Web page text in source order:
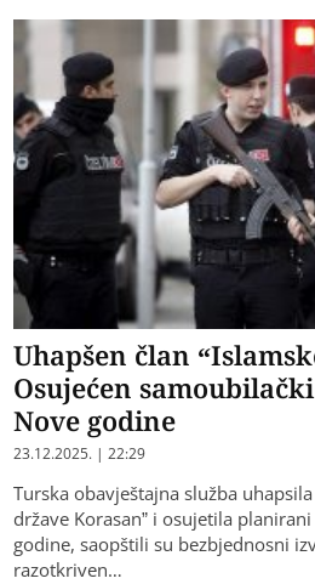
Uhapšen član
Osujećen
Nove godine
23.12.2025. | 22:29
Turska obavještajna služba
države Korasan” i osujetila
godine, saopštili su bezbjednosni
razotkriven…